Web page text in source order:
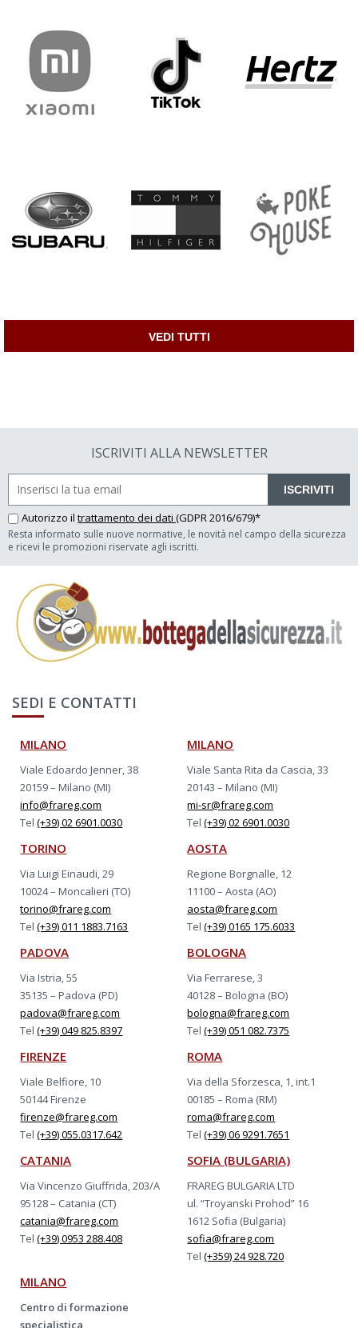
VEDI TUTTI
ISCRIVITI ALLA NEWSLETTER
ISCRIVITI
Autorizzo il trattamento dei dati (GDPR 2016/679)*
Resta informato sulle nuove normative, le novità nel campo della sicurezza
e ricevi le promozioni riservate agli iscritti.
SEDI E CONTATTI
MILANO
Viale Edoardo Jenner, 38
20159 – Milano (MI)
info@frareg.com
Tel(+39) 02 6901.0030
MILANO
Viale Santa Rita da Cascia, 33
20143 – Milano (MI)
mi-sr@frareg.com
Tel(+39) 02 6901.0030
TORINO
Via Luigi Einaudi, 29
10024 – Moncalieri (TO)
torino@frareg.com
Tel(+39) 011 1883.7163
AOSTA
Regione Borgnalle, 12
11100 – Aosta (AO)
aosta@frareg.com
Tel(+39) 0165 175.6033
PADOVA
Via Istria, 55
35135 – Padova (PD)
padova@frareg.com
Tel(+39) 049 825.8397
BOLOGNA
Via Ferrarese, 3
40128 – Bologna (BO)
bologna@frareg.com
Tel(+39) 051 082.7375
FIRENZE
Viale Belfiore, 10
50144 Firenze
firenze@frareg.com
Tel(+39) 055.0317.642
ROMA
Via della Sforzesca, 1, int.1
00185 – Roma (RM)
roma@frareg.com
Tel(+39) 06 9291.7651
CATANIA
Via Vincenzo Giuffrida, 203/A
95128 – Catania (CT)
catania@frareg.com
Tel(+39) 0953 288.408
SOFIA (BULGARIA)
FRAREG BULGARIA LTD
ul. “Troyanski Prohod” 16
1612 Sofia (Bulgaria)
sofia@frareg.com
Tel(+359) 24 928.720
MILANO
Centro di formazione
specialistica